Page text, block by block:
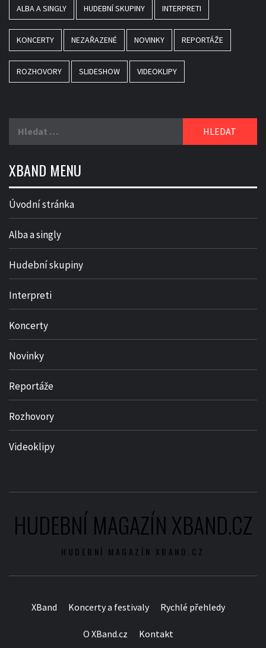
ALBA A SINGLY HUDEBNÍ SKUPINY INTERPRETI
KONCERTY NEZAŘAZENÉ NOVINKY REPORTÁŽE
ROZHOVORY SLIDESHOW VIDEOKLIPY
XBAND MENU
Úvodní stránka
Alba a singly
Hudební skupiny
Interpreti
Koncerty
Novinky
Reportáže
Rozhovory
Videoklipy
HUDEBNÍ MAGAZÍN XBAND.CZ
HUDEBNÍ MAGAZÍN XBAND.CZ
XBand Koncerty a festivaly Rychlé přehledy
O XBand.cz Kontakt